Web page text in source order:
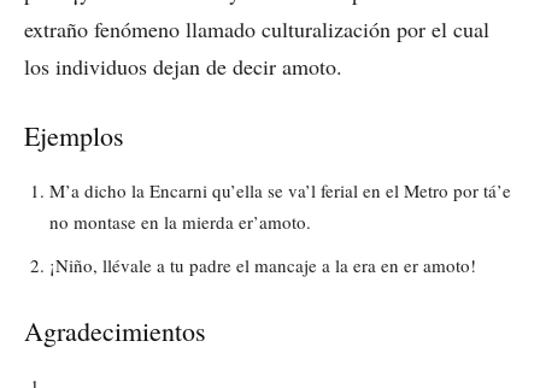
extraño fenómeno llamado culturalización por el cual
los individuos dejan de decir amoto.
Ejemplos
M’a dicho la Encarni qu’ella se va’l ferial en el Metro por tá’e
no montase en la mierda er’amoto.
¡Niño, llévale a tu padre el mancaje a la era en er amoto!
Agradecimientos